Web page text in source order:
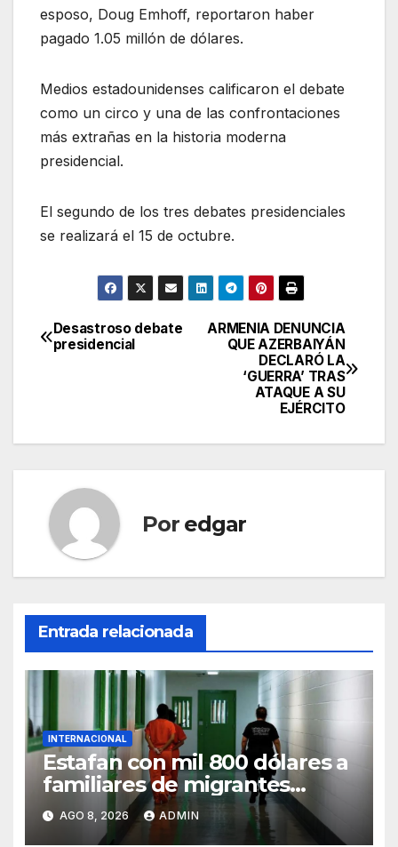
esposo, Doug Emhoff, reportaron haber
pagado 1.05 millón de dólares.
Medios estadounidenses calificaron el debate
como un circo y una de las confrontaciones
más extrañas en la historia moderna
presidencial.
El segundo de los tres debates presidenciales
se realizará el 15 de octubre.
Navegación
ARMENIA DENUNCIA
QUE AZERBAIYÁN
DECLARÓ LA
‘GUERRA’ TRAS
ATAQUE A SU
EJÉRCITO
Desastroso debate
presidencial
Por edgar
Entrada relacionada
INTERNACIONAL
Estafan con mil 800 dólares a
familiares de migrantes
detenidos en Estados Unidos;
prometen liberarlos
AGO 8, 2026 ADMIN